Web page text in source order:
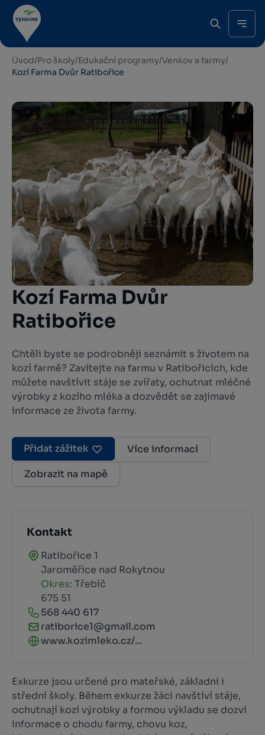
Úvod/Pro školy/Edukační programy/Venkov a farmy/
Kozí Farma Dvůr Ratibořice
Kozí Farma Dvůr
Ratibořice
Chtěli byste se podrobněji seznámit s životem na
kozí farmě? Zavítejte na farmu v Ratibořicích, kde
můžete navštívit stáje se zvířaty, ochutnat mléčné
výrobky z kozího mléka a dozvědět se zajímavé
informace ze života farmy.
Přidat zážitek
Více informací
Zobrazit na mapě
Kontakt
Ratibořice 1
Jaroměřice nad Rokytnou
Okres: Třebíč
675 51
568 440 617
ratiborice1@gmail.com
www.kozimleko.cz/...
Exkurze jsou určené pro mateřské, základní i
střední školy. Během exkurze žáci navštíví stáje,
ochutnají kozí výrobky a formou výkladu se dozví
informace o chodu farmy, chovu koz,